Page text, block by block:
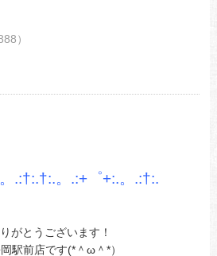
）
.:†:.†:.。.:+゜+:.。.:†:.
がとうございます！
駅前店です(*＾ω＾*）